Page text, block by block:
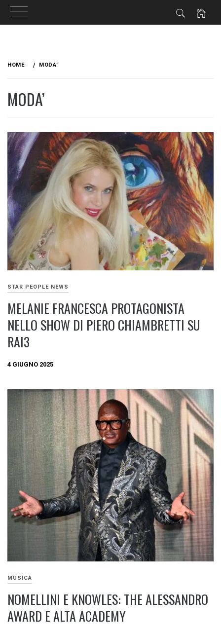
HOME MODA’
MODA’
STAR PEOPLE NEWS
MELANIE FRANCESCA PROTAGONISTA
NELLO SHOW DI PIERO CHIAMBRETTI SU
RAI3
4 GIUGNO 2025
MUSICA
NOMELLINI E KNOWLES: THE ALESSANDRO
AWARD E ALTA ACADEMY